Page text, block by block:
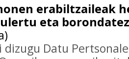
erabiltzaileak
eta
dizugu Datu